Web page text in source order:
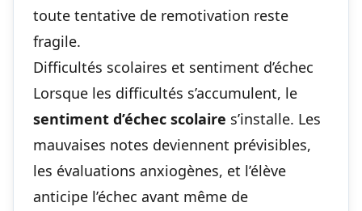
toute tentative de remotivation reste
fragile.
Difficultés scolaires et sentiment d’échec
Lorsque les difficultés s’accumulent, le
sentiment d’échec scolaire s’installe. Les
mauvaises notes deviennent prévisibles,
les évaluations anxiogènes, et l’élève
anticipe l’échec avant même de